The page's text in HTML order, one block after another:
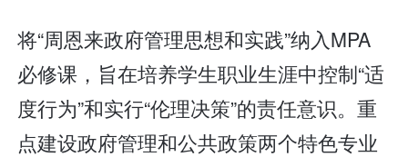
将“周恩来政府管理思想和实践”纳入MPA
必修课，旨在培养学生职业生涯中控制“适
度行为”和实行“伦理决策”的责任意识。重
点建设政府管理和公共政策两个特色专业